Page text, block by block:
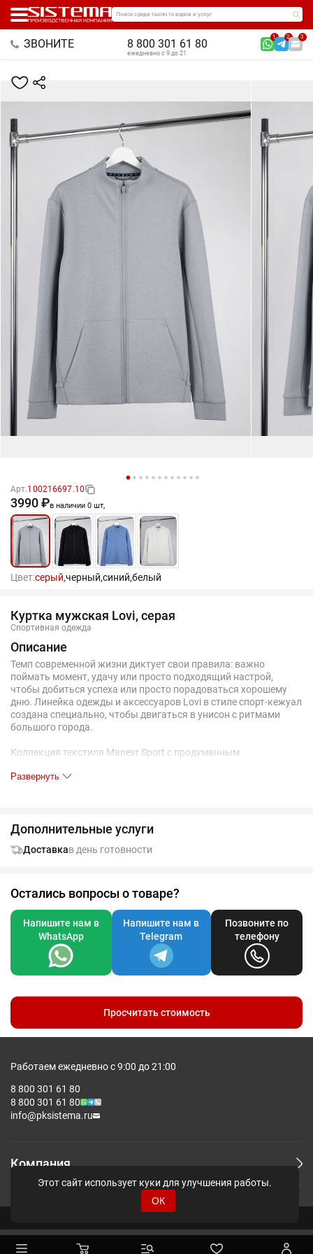
Поиск среди тысяч товаров и услуг
ЗВОНИТЕ 8 800 301 61 80
1 2 3
ежедневно с 9 до 21
Арт.100216697.10
3990 ₽в наличии 0 шт,
Цвет:серый,черный,синий,белый
Куртка мужская Lovi, серая
Спортивная одежда
Описание
Темп современной жизни диктует свои правила: важно
поймать момент, удачу или просто подходящий настрой,
чтобы добиться успеха или просто порадоваться хорошему
дню. Линейка одежды и аксессуаров Lovi в стиле спорт-кежуал
создана специально, чтобы двигаться в унисон с ритмами
большого города.
Коллекция текстиля Manevr Sport с продуманным
трехслойного материала, известного как ткань скуба или
Такой «сэндвич» хорошо держит форму (а еще приятно
эластичным, не сковывает движений и отводит лишнюю
больше никакого «эффекта парника» во время тренировки
или активной прогулки.
Два типа плетения создают одновременно и совершенно
гладкую изнанку, и мягкую наружную поверхность,
напоминающую бархатистый хлопок. Дополнительно
материал прошел антипилинговую обработку — катышки не
появятся даже после множества стирок.
Два боковых кармана
Прорезиненная застежка-молния в цвет изделия
Таблица размеров, см S M L XL XXL
47 50
Развернуть
Дополнительные услуги
Доставкав день готовности
Остались вопросы о товаре?
Напишите нам в
WhatsApp
Напишите нам в
Telegram
Позвоните по
телефону
Просчитать стоимость
Работаем ежедневно с 9:00 до 21:00
8 800 301 61 80
8 800 301 61 80
info@pksistema.ru
Компания
Этот сайт использует куки для улучшения работы.
ОК